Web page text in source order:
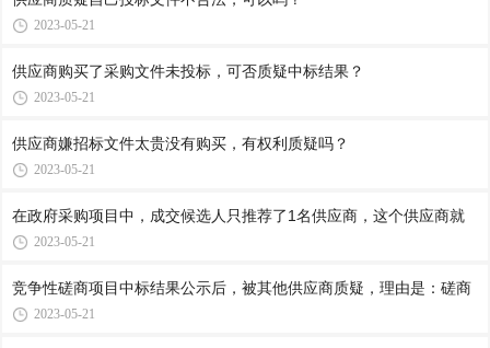
2023-05-21
供应商购买了采购文件未投标，可否质疑中标结果？
2023-05-21
供应商嫌招标文件太贵没有购买，有权利质疑吗？
2023-05-21
在政府采购项目中，成交候选人只推荐了1名供应商，这个供应商就
2023-05-21
竞争性磋商项目中标结果公示后，被其他供应商质疑，理由是：磋商
2023-05-21